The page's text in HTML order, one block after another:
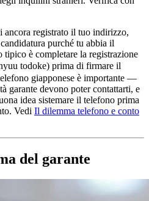
ancora registrato il tuo indirizzo,
purché tu abbia il
è completare la registrazione
todoke) prima di firmare il
giapponese è importante —
garante devono poter contattarti, e
idea sistemare il telefono prima
Vedi Il dilemma telefono e conto
del garante